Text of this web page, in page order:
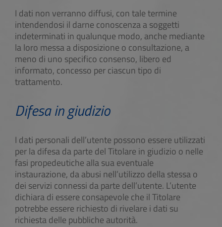
I dati non verranno diffusi, con tale termine
intendendosi il darne conoscenza a soggetti
indeterminati in qualunque modo, anche mediante
la loro messa a disposizione o consultazione, a
meno di uno specifico consenso, libero ed
informato, concesso per ciascun tipo di
trattamento.
Difesa in giudizio
I dati personali dell’utente possono essere utilizzati
per la difesa da parte del Titolare in giudizio o nelle
fasi propedeutiche alla sua eventuale
instaurazione, da abusi nell’utilizzo della stessa o
dei servizi connessi da parte dell’utente. L’utente
dichiara di essere consapevole che il Titolare
potrebbe essere richiesto di rivelare i dati su
richiesta delle pubbliche autorità.